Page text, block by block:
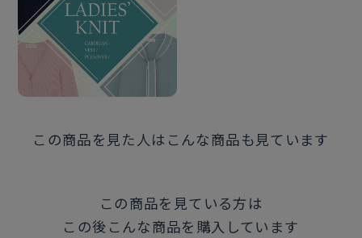
この商品を見た人はこんな商品も見ています
この商品を見ている方は
この後こんな商品を購入しています